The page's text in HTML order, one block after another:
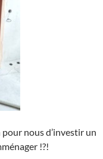
nous d’investir un
!?!